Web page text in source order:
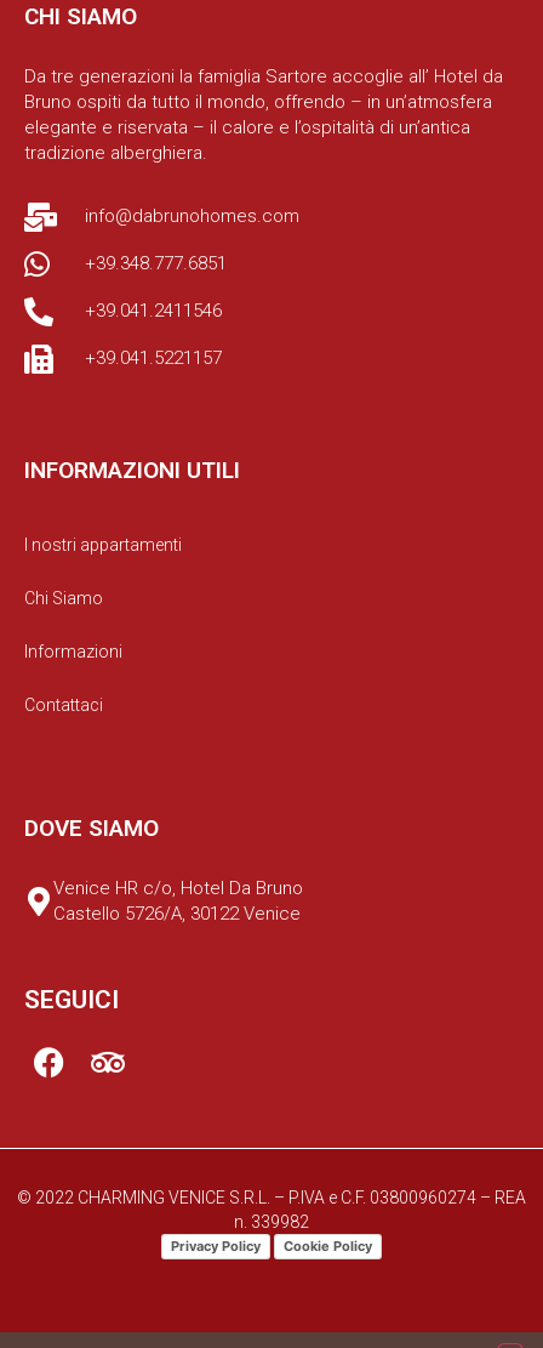
CHI SIAMO
Da tre generazioni la famiglia Sartore accoglie all’ Hotel da
Bruno ospiti da tutto il mondo, offrendo – in un’atmosfera
elegante e riservata – il calore e l’ospitalità di un’antica
tradizione alberghiera.
info@dabrunohomes.com
+39.348.777.6851
+39.041.2411546
+39.041.5221157
INFORMAZIONI UTILI
I nostri appartamenti
Chi Siamo
Informazioni
Contattaci
DOVE SIAMO
Venice HR c/o, Hotel Da Bruno
Castello 5726/A, 30122 Venice
SEGUICI
© 2022 CHARMING VENICE S.R.L. – P.IVA e C.F. 03800960274 – REA
n. 339982
Privacy Policy Cookie Policy